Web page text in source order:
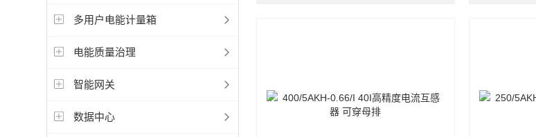
多用户电能计量箱
电能质量治理
智能网关
数据中心